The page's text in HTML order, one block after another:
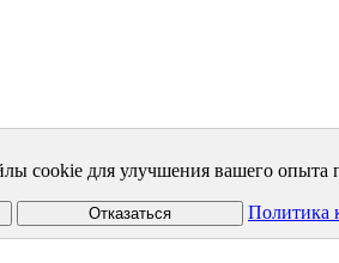
cookie для улучшения вашего опыта
Отказаться Политика